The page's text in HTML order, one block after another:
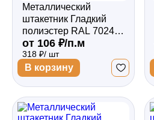
Металлический
штакетник Гладкий
полиэстер RAL 7024
(Мокрый асфальт)
3000*105*0,5
двухсторонний
Полукруглый
от 106 ₽/п.м
318 ₽/ шт
В корзину